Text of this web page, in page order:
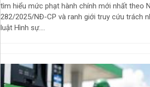
tìm hiểu mức phạt hành chính mới nhất theo
282/2025/NĐ-CP và ranh giới truy cứu trách
luật Hình sự....